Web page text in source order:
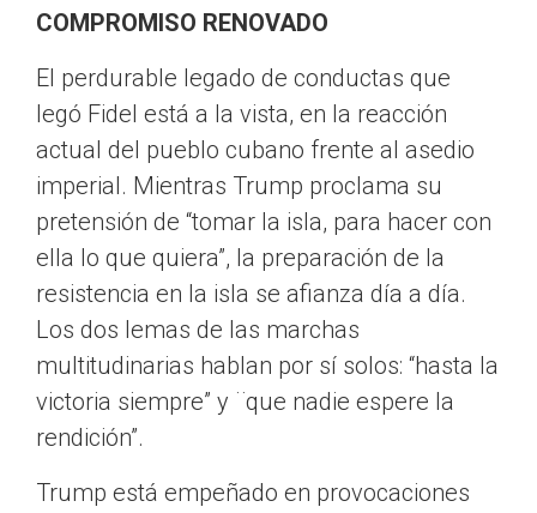
COMPROMISO RENOVADO
El perdurable legado de conductas que
legó Fidel está a la vista, en la reacción
actual del pueblo cubano frente al asedio
imperial. Mientras Trump proclama su
pretensión de “tomar la isla, para hacer con
ella lo que quiera”, la preparación de la
resistencia en la isla se afianza día a día.
Los dos lemas de las marchas
multitudinarias hablan por sí solos: “hasta la
victoria siempre” y ¨que nadie espere la
rendición”.
Trump está empeñado en provocaciones